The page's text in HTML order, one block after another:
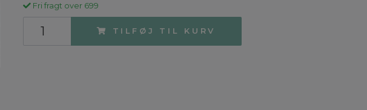
Fri fragt over 699
TILFØJ TIL KURV